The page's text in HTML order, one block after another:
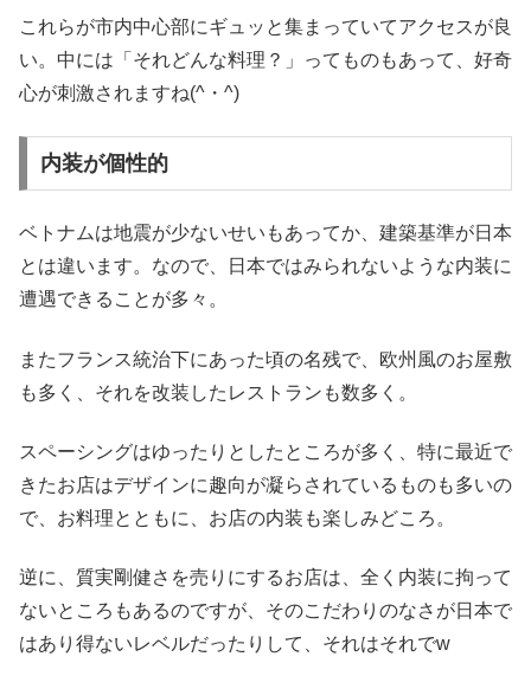
これらが市内中心部にギュッと集まっていてアクセスが良
い。中には「それどんな料理？」ってものもあって、好奇
心が刺激されますね(^・^)
内装が個性的
ベトナムは地震が少ないせいもあってか、建築基準が日本
とは違います。なので、日本ではみられないような内装に
遭遇できることが多々。
またフランス統治下にあった頃の名残で、欧州風のお屋敷
も多く、それを改装したレストランも数多く。
スペーシングはゆったりとしたところが多く、特に最近で
きたお店はデザインに趣向が凝らされているものも多いの
で、お料理とともに、お店の内装も楽しみどころ。
逆に、質実剛健さを売りにするお店は、全く内装に拘って
ないところもあるのですが、そのこだわりのなさが日本で
はあり得ないレベルだったりして、それはそれでw